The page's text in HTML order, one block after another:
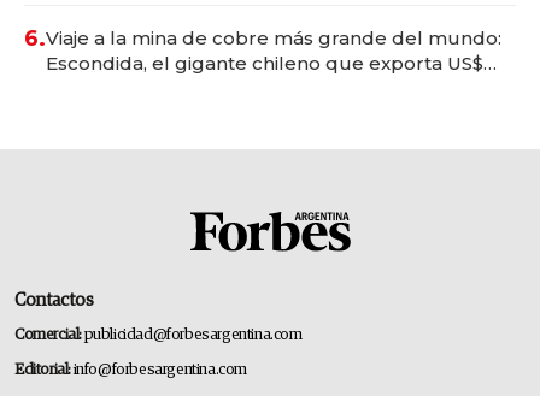
6.Viaje a la mina de cobre más grande del mundo:
Escondida, el gigante chileno que exporta US$
Contactos
Comercial:publicidad@forbesargentina.com
Editorial:info@forbesargentina.com